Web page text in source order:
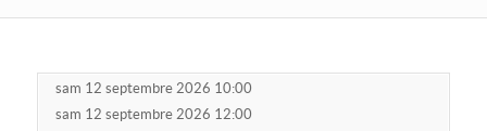
sam 12 septembre 2026 10:00
sam 12 septembre 2026 12:00